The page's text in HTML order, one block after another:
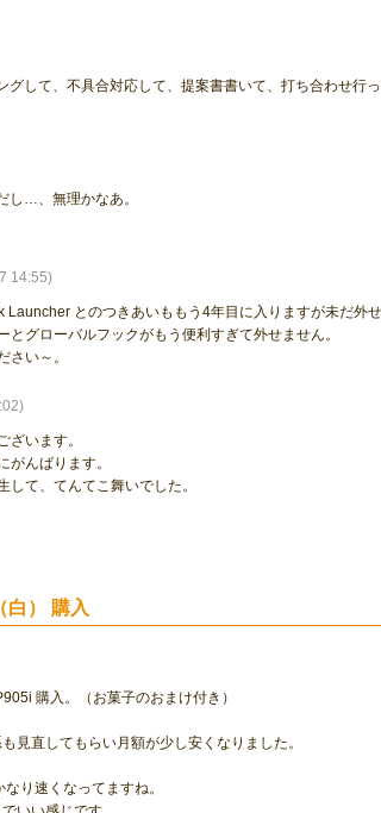
グして、不具合対応して、提案書書いて、打ち合わせ行
し…、無理かなあ。
14:55)
Launcher とのつきあいももう4年目に入りますが未だ外せ
とグローバルフックがもう便利すぎて外せません。
さい～。
ざいます。
がんばります。
して、てんてこ舞いでした。
） 購入
購入。（お菓子のおまけ付き）
見直してもらい月額が少し安くなりました。
り速くなってますね。